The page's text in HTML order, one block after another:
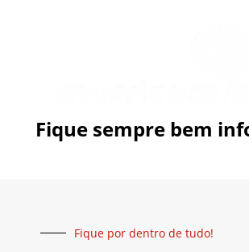
Fique sempre bem
Fique por dentro de tudo!